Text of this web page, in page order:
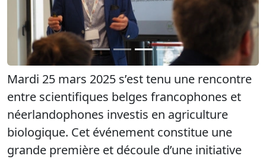
Mardi 25 mars 2025 s’est tenu une rencontre
entre scientifiques belges francophones et
néerlandophones investis en agriculture
biologique. Cet événement constitue une
grande première et découle d’une initiative